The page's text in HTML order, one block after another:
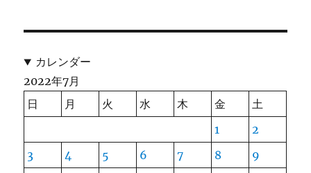
カレンダー
2022年7月
日
月 火 水 木 金
土
1
2
3
4 5 6 7 8
9